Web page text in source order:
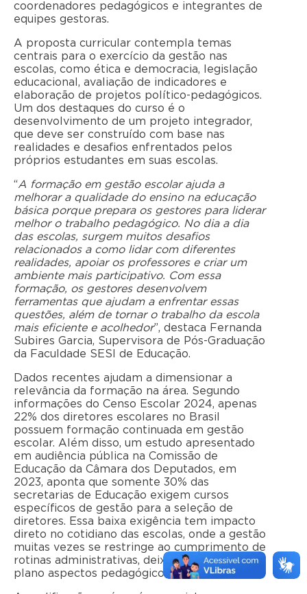
coordenadores pedagógicos e integrantes de
equipes gestoras.
A proposta curricular contempla temas
centrais para o exercício da gestão nas
escolas, como ética e democracia, legislação
educacional, avaliação de indicadores e
elaboração de projetos político-pedagógicos.
Um dos destaques do curso é o
desenvolvimento de um projeto integrador,
que deve ser construído com base nas
realidades e desafios enfrentados pelos
próprios estudantes em suas escolas.
“A formação em gestão escolar ajuda a
melhorar a qualidade do ensino na educação
básica porque prepara os gestores para liderar
melhor o trabalho pedagógico. No dia a dia
das escolas, surgem muitos desafios
relacionados a como lidar com diferentes
realidades, apoiar os professores e criar um
ambiente mais participativo. Com essa
formação, os gestores desenvolvem
ferramentas que ajudam a enfrentar essas
questões, além de tornar o trabalho da escola
mais eficiente e acolhedor”, destaca Fernanda
Subires Garcia, Supervisora de Pós-Graduação
da Faculdade SESI de Educação.
Dados recentes ajudam a dimensionar a
relevância da formação na área. Segundo
informações do Censo Escolar 2024, apenas
22% dos diretores escolares no Brasil
possuem formação continuada em gestão
escolar. Além disso, um estudo apresentado
em audiência pública na Comissão de
Educação da Câmara dos Deputados, em
2023, aponta que somente 30% das
secretarias de Educação exigem cursos
específicos de gestão para a seleção de
diretores. Essa baixa exigência tem impacto
direto no cotidiano das escolas, onde a gestão
muitas vezes se restringe ao cumprimento de
rotinas administrativas, deixando em segundo
plano aspectos pedagógicos e formativos.